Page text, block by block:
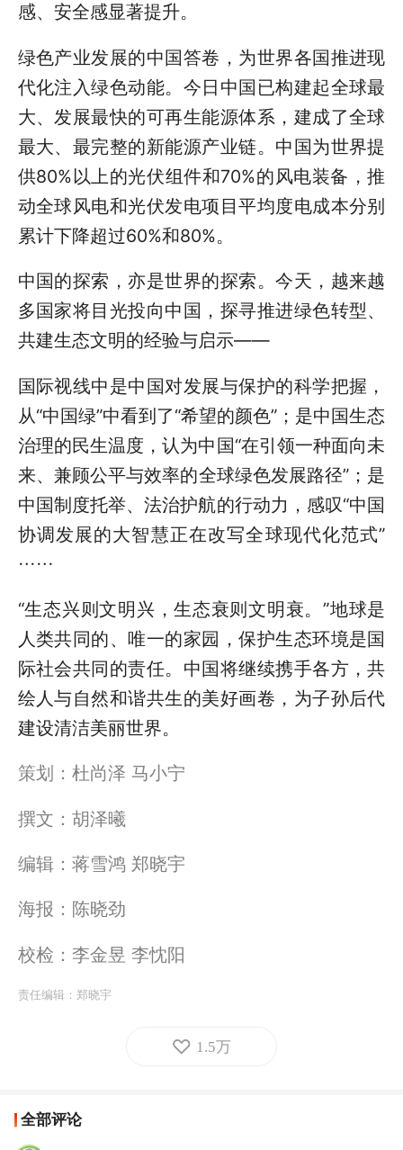
感、安全感显著提升。
绿色产业发展的中国答卷，为世界各国推进现
代化注入绿色动能。今日中国已构建起全球最
大、发展最快的可再生能源体系，建成了全球
最大、最完整的新能源产业链。中国为世界提
供80%以上的光伏组件和70%的风电装备，推
动全球风电和光伏发电项目平均度电成本分别
累计下降超过60%和80%。
中国的探索，亦是世界的探索。今天，越来越
多国家将目光投向中国，探寻推进绿色转型、
共建生态文明的经验与启示——
国际视线中是中国对发展与保护的科学把握，
从“中国绿”中看到了“希望的颜色”；是中国生态
治理的民生温度，认为中国“在引领一种面向未
来、兼顾公平与效率的全球绿色发展路径”；是
中国制度托举、法治护航的行动力，感叹“中国
协调发展的大智慧正在改写全球现代化范式”
……
“生态兴则文明兴，生态衰则文明衰。”地球是
人类共同的、唯一的家园，保护生态环境是国
际社会共同的责任。中国将继续携手各方，共
绘人与自然和谐共生的美好画卷，为子孙后代
建设清洁美丽世界。
策划：杜尚泽 马小宁
撰文：胡泽曦
编辑：蒋雪鸿 郑晓宇
海报：陈晓劲
校检：李金昱 李忱阳
责任编辑： 郑晓宇
1.5万
全部评论